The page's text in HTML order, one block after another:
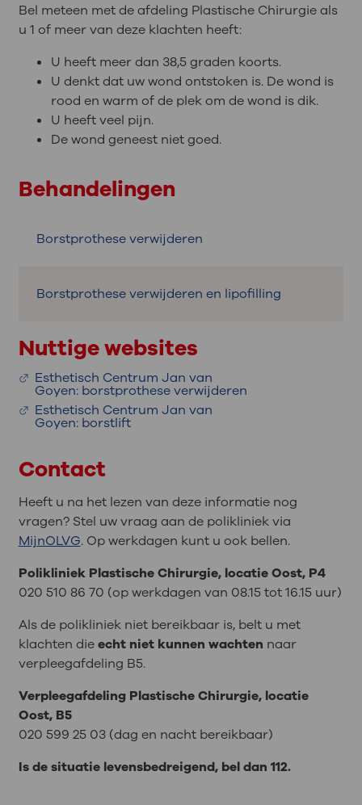
Bel meteen met de afdeling Plastische Chirurgie als
u 1 of meer van deze klachten heeft:
U heeft meer dan 38,5 graden koorts.
U denkt dat uw wond ontstoken is. De wond is
rood en warm of de plek om de wond is dik.
U heeft veel pijn.
De wond geneest niet goed.
Behandelingen
Borstprothese verwijderen
Borstprothese verwijderen en lipofilling
Nuttige websites
Esthetisch Centrum Jan van
Goyen: borstprothese verwijderen
Esthetisch Centrum Jan van
Goyen: borstlift
Contact
Heeft u na het lezen van deze informatie nog
vragen? Stel uw vraag aan de polikliniek via
MijnOLVG. Op werkdagen kunt u ook bellen.
Polikliniek Plastische Chirurgie, locatie Oost, P4
020 510 86 70 (op werkdagen van 08.15 tot 16.15 uur)
Als de polikliniek niet bereikbaar is, belt u met
klachten dieecht niet kunnen wachten naar
verpleegafdeling B5.
Verpleegafdeling Plastische Chirurgie, locatie
Oost, B5
020 599 25 03 (dag en nacht bereikbaar)
Is de situatie levensbedreigend, bel dan 112.